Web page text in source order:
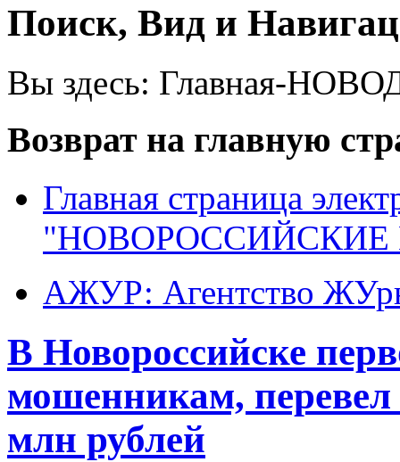
Поиск, Вид и
Вы здесь: Главная-
Возврат на главную
Главная страница
"НОВОРОССИЙСКИЕ
АЖУР: Агентство
В Новороссийске
мошенникам, перевел
млн рублей